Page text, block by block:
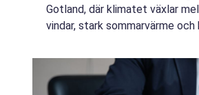
Gotland, där klimatet växlar
vindar, stark sommarvärme och
rätt hantverk går det att